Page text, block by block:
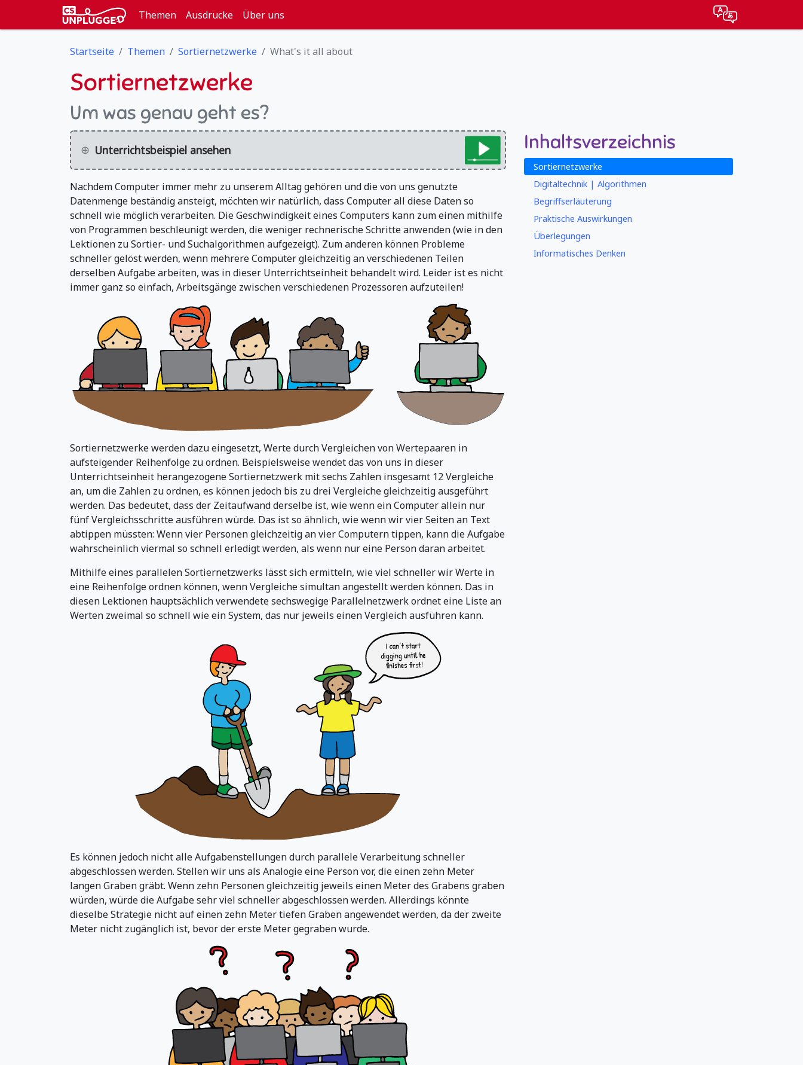
Themen Ausdrucke Über uns
Startseite Themen Sortiernetzwerke What's it all about
Sortiernetzwerke
Um was genau geht es?
Inhaltsverzeichnis
Sortiernetzwerke
Digitaltechnik | Algorithmen
Begriffserläuterung
Praktische Auswirkungen
Überlegungen
Informatisches Denken
Unterrichtsbeispiel ansehen
Nachdem Computer immer mehr zu unserem Alltag gehören und die von uns genutzte
Datenmenge beständig ansteigt, möchten wir natürlich, dass Computer all diese Daten so
schnell wie möglich verarbeiten. Die Geschwindigkeit eines Computers kann zum einen mithilfe
von Programmen beschleunigt werden, die weniger rechnerische Schritte anwenden (wie in den
Lektionen zu Sortier- und Suchalgorithmen aufgezeigt). Zum anderen können Probleme
schneller gelöst werden, wenn mehrere Computer gleichzeitig an verschiedenen Teilen
derselben Aufgabe arbeiten, was in dieser Unterrichtseinheit behandelt wird. Leider ist es nicht
immer ganz so einfach, Arbeitsgänge zwischen verschiedenen Prozessoren aufzuteilen!
Sortiernetzwerke werden dazu eingesetzt, Werte durch Vergleichen von Wertepaaren in
aufsteigender Reihenfolge zu ordnen. Beispielsweise wendet das von uns in dieser
Unterrichtseinheit herangezogene Sortiernetzwerk mit sechs Zahlen insgesamt 12 Vergleiche
an, um die Zahlen zu ordnen, es können jedoch bis zu drei Vergleiche gleichzeitig ausgeführt
werden. Das bedeutet, dass der Zeitaufwand derselbe ist, wie wenn ein Computer allein nur
fünf Vergleichsschritte ausführen würde. Das ist so ähnlich, wie wenn wir vier Seiten an Text
abtippen müssten: Wenn vier Personen gleichzeitig an vier Computern tippen, kann die Aufgabe
wahrscheinlich viermal so schnell erledigt werden, als wenn nur eine Person daran arbeitet.
Mithilfe eines parallelen Sortiernetzwerks lässt sich ermitteln, wie viel schneller wir Werte in
eine Reihenfolge ordnen können, wenn Vergleiche simultan angestellt werden können. Das in
diesen Lektionen hauptsächlich verwendete sechswegige Parallelnetzwerk ordnet eine Liste an
Werten zweimal so schnell wie ein System, das nur jeweils einen Vergleich ausführen kann.
Es können jedoch nicht alle Aufgabenstellungen durch parallele Verarbeitung schneller
abgeschlossen werden. Stellen wir uns als Analogie eine Person vor, die einen zehn Meter
langen Graben gräbt. Wenn zehn Personen gleichzeitig jeweils einen Meter des Grabens graben
würden, würde die Aufgabe sehr viel schneller abgeschlossen werden. Allerdings könnte
dieselbe Strategie nicht auf einen zehn Meter tiefen Graben angewendet werden, da der zweite
Meter nicht zugänglich ist, bevor der erste Meter gegraben wurde.